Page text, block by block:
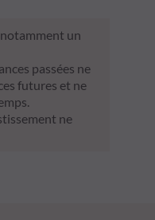
un
passées ne
futures et ne
ne